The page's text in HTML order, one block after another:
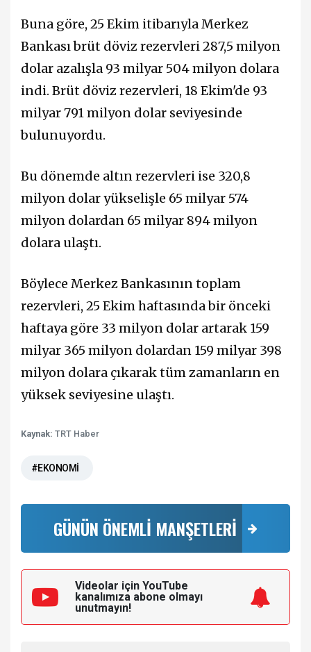
Buna göre, 25 Ekim itibarıyla Merkez
Bankası brüt döviz rezervleri 287,5 milyon
dolar azalışla 93 milyar 504 milyon dolara
indi. Brüt döviz rezervleri, 18 Ekim'de 93
milyar 791 milyon dolar seviyesinde
bulunuyordu.
Bu dönemde altın rezervleri ise 320,8
milyon dolar yükselişle 65 milyar 574
milyon dolardan 65 milyar 894 milyon
dolara ulaştı.
Böylece Merkez Bankasının toplam
rezervleri, 25 Ekim haftasında bir önceki
haftaya göre 33 milyon dolar artarak 159
milyar 365 milyon dolardan 159 milyar 398
milyon dolara çıkarak tüm zamanların en
yüksek seviyesine ulaştı.
Kaynak: TRT Haber
#EKONOMİ
GÜNÜN ÖNEMLİ MANŞETLERİ
Videolar için YouTube
kanalımıza abone olmayı
unutmayın!